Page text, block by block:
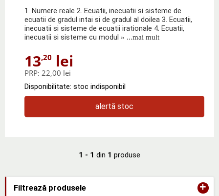
Filtrează produsele +
1. Numere reale 2. Ecuatii, inecuatii si sisteme de
ecuatii de gradul intai si de gradul al doilea 3. Ecuatii,
inecuatii si sisteme de ecuatii irationale 4. Ecuatii,
inecuatii si sisteme cu modul » ...mai mult
13,20 lei
PRP: 22,00 lei
Disponibilitate: stoc indisponibil
alertă stoc
1 - 1 din 1 produse